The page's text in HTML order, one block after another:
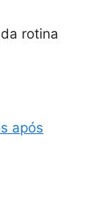
rotina
após